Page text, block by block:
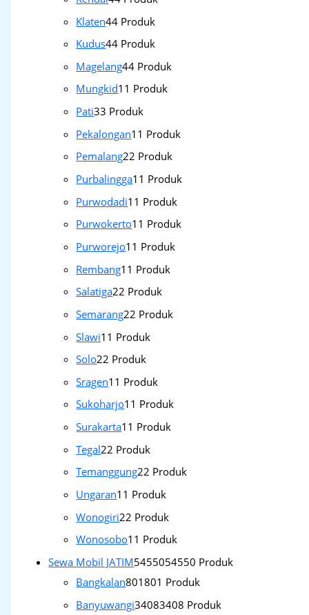
Klaten44 Produk
Kudus44 Produk
Magelang44 Produk
Mungkid1 1 Produk
Pati33 Produk
Pekalongan1 1 Produk
Pemalang22 Produk
Purbalingga1 1 Produk
Purwodadi1 1 Produk
Purwokerto1 1 Produk
Purworejo1 1 Produk
Rembang1 1 Produk
Salatiga22 Produk
Semarang22 Produk
Slawi1 1 Produk
Solo22 Produk
Sragen1 1 Produk
Sukoharjo1 1 Produk
Surakarta1 1 Produk
Tegal22 Produk
Temanggung22 Produk
Ungaran1 1 Produk
Wonogiri22 Produk
Wonosobo1 1 Produk
Sewa Mobil JATIM5455054550 Produk
Bangkalan801801 Produk
Banyuwangi34083408 Produk